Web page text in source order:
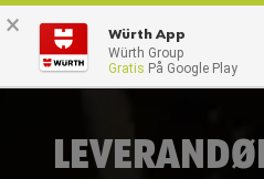
× Würth App
Würth Group
Gratis På Google Play